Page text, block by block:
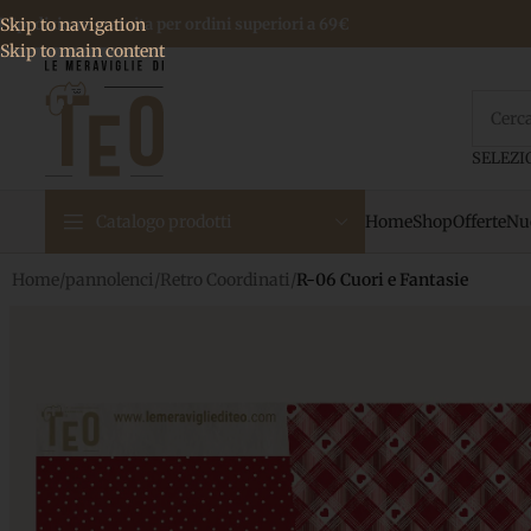
Skip to navigation
Skip to main content
Spedizione gratuita per ordini superiori a 69€
HomeShopOfferte
Home/pannolenci /Retro Coordinati /R-06 Cuori e Fantasie